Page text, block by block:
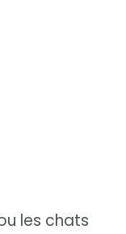
les chats